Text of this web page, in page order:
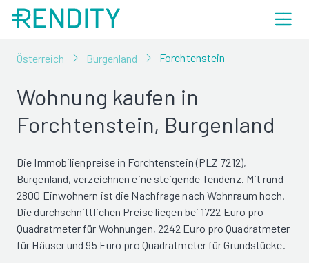
Österreich Burgenland Forchtenstein
Wohnung kaufen in
Forchtenstein, Burgenland
Die Immobilienpreise in Forchtenstein (PLZ 7212),
Burgenland, verzeichnen eine steigende Tendenz. Mit rund
2800 Einwohnern ist die Nachfrage nach Wohnraum hoch.
Die durchschnittlichen Preise liegen bei 1722 Euro pro
Quadratmeter für Wohnungen, 2242 Euro pro Quadratmeter
für Häuser und 95 Euro pro Quadratmeter für Grundstücke.